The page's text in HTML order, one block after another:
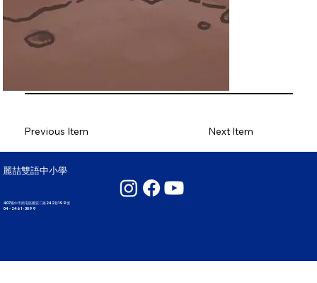
Previous Item Next Item
麗喆雙語中小學
407臺中市西屯區國安二路242巷199號
04 - 2461 - 3099